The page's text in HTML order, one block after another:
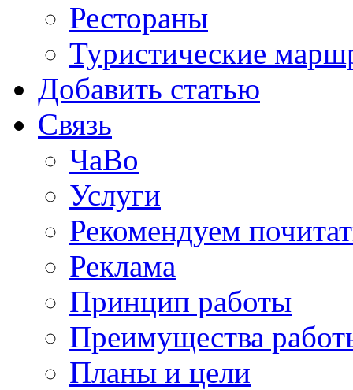
Рестораны
Туристические
Добавить статью
Связь
ЧаВо
Услуги
Рекомендуем
Реклама
Принцип работы
Преимущества
Планы и цели